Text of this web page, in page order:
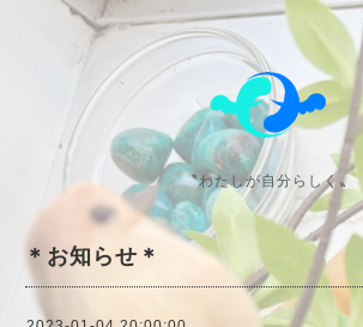
〝わたしが自分らしく〟
＊お知らせ＊